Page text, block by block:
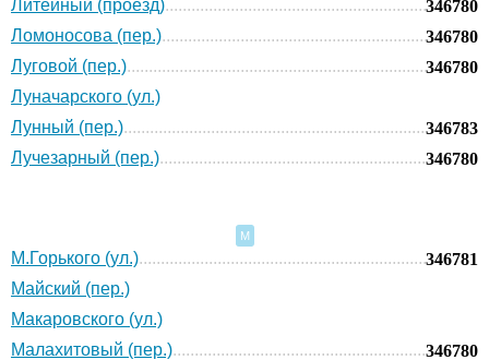
Литейный (проезд)
346780
Ломоносова (пер.)
346780
Луговой (пер.)
346780
Луначарского (ул.)
Лунный (пер.)
346783
Лучезарный (пер.)
346780
М
М.Горького (ул.)
346781
Майский (пер.)
Макаровского (ул.)
Малахитовый (пер.)
346780